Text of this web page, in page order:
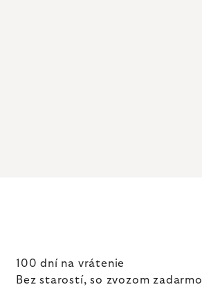
100 dní na vrátenie
Bez starostí, so zvozom zadarmo